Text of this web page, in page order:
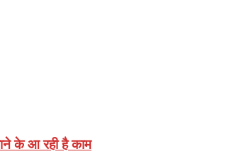
के आ रही है काम